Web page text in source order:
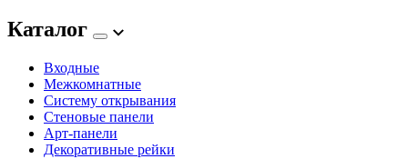
Каталог
Входные
Межкомнатные
Систему открывания
Стеновые панели
Арт-панели
Декоративные рейки